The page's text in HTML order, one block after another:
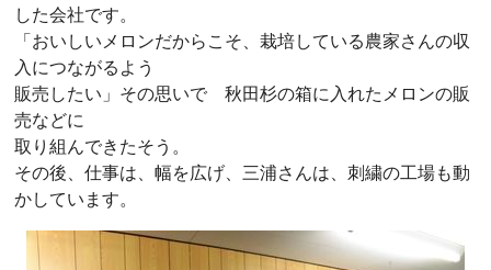
した会社です。
「おいしいメロンだからこそ、栽培している農家さんの収
入につながるよう
販売したい」その思いで 秋田杉の箱に入れたメロンの販
売などに
取り組んできたそう。
その後、仕事は、幅を広げ、三浦さんは、刺繍の工場も動
かしています。